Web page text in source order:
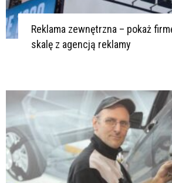
Reklama zewnętrzna – pokaż
skalę z agencją reklamy